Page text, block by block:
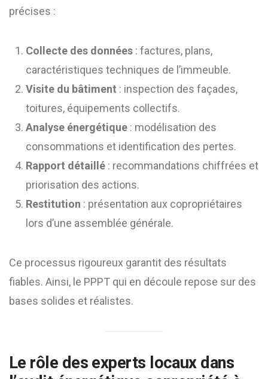
précises :
Collecte des données : factures, plans,
caractéristiques techniques de l’immeuble.
Visite du bâtiment : inspection des façades,
toitures, équipements collectifs.
Analyse énergétique : modélisation des
consommations et identification des pertes.
Rapport détaillé : recommandations chiffrées et
priorisation des actions.
Restitution : présentation aux copropriétaires
lors d’une assemblée générale.
Ce processus rigoureux garantit des résultats
fiables. Ainsi, le PPPT qui en découle repose sur des
bases solides et réalistes.
Le rôle des experts locaux dans